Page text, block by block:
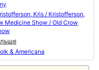
Kris / Kristofferson,
Medicine Show / Old Crow
& Americana